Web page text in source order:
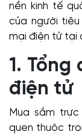
nền kinh tế
của người
mại điện tử tại
1.
điện tử
Mua sắm
quen thuộc